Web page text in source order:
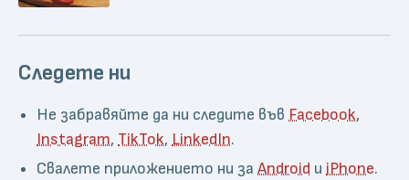
Следете ни
Не забравяйте да ни следите във Facebook,
Instagram, TikTok, LinkedIn.
Свалете приложението ни за Android и iPhone.